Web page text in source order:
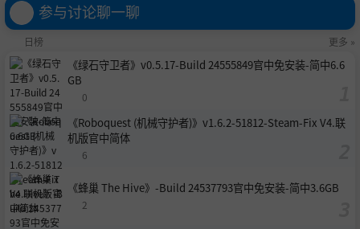
参与讨论聊一聊
日榜 更多 »
《绿石守卫者》v0.5.17-Build 24555849官中免安装-简中6.6
GB
0
《Roboquest (机械守护者)》v1.6.2-51812-Steam-Fix V4.联
机版官中简体
6
《蜂巢 The Hive》-Build 24537793官中免安装-简中3.6GB
2